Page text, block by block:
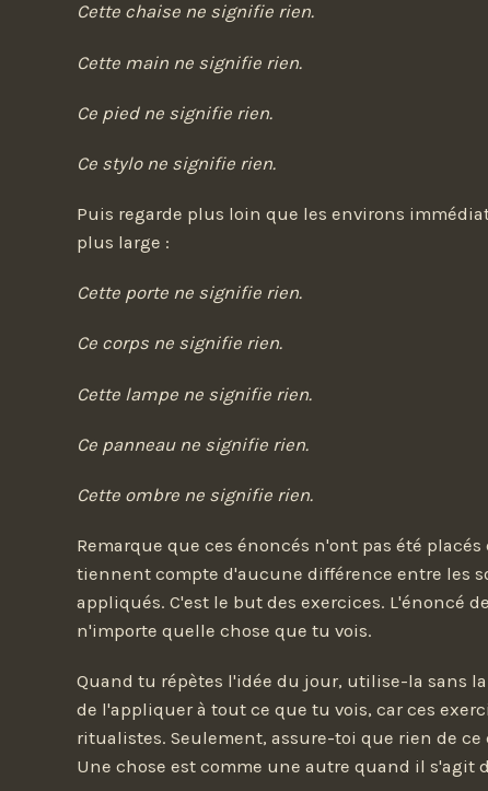
Cette chaise ne signifie rien.
Cette main ne signifie rien.
Ce pied ne signifie rien.
Ce stylo ne signifie rien.
Puis regarde plus loin que les environs
plus large :
Cette porte ne signifie rien.
Ce corps ne signifie rien.
Cette lampe ne signifie rien.
Ce panneau ne signifie rien.
Cette ombre ne signifie rien.
Remarque que ces énoncés n'ont pas été
tiennent compte d'aucune différence entre les
appliqués. C'est le but des exercices. L'énoncé
n'importe quelle chose que tu vois.
Quand tu répètes l'idée du jour, utilise-la sans
de l'appliquer à tout ce que tu vois, car ces
ritualistes. Seulement, assure-toi que rien de
Une chose est comme une autre quand il s'agit